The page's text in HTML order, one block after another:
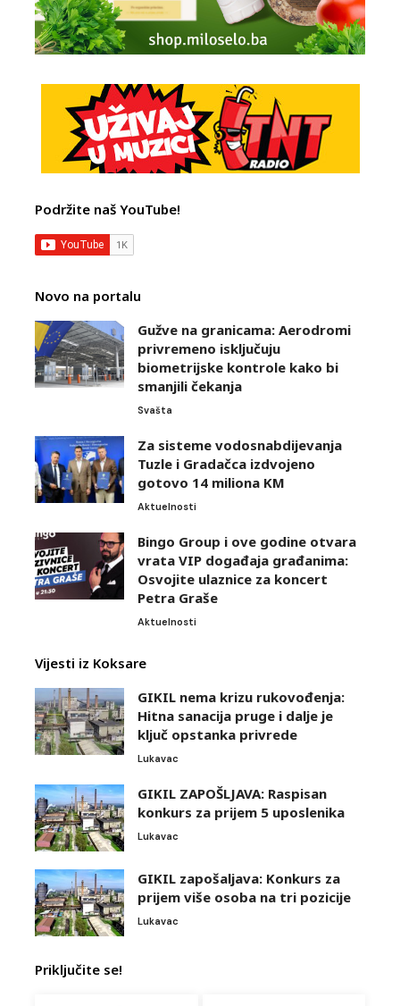
Podržite naš YouTube!
Novo na portalu
Gužve na granicama: Aerodromi
privremeno isključuju
biometrijske kontrole kako bi
smanjili čekanja
Svašta
Za sisteme vodosnabdijevanja
Tuzle i Gradačca izdvojeno
gotovo 14 miliona KM
Aktuelnosti
Bingo Group i ove godine otvara
vrata VIP događaja građanima:
Osvojite ulaznice za koncert
Petra Graše
Aktuelnosti
Vijesti iz Koksare
GIKIL nema krizu rukovođenja:
Hitna sanacija pruge i dalje je
ključ opstanka privrede
Lukavac
GIKIL ZAPOŠLJAVA: Raspisan
konkurs za prijem 5 uposlenika
Lukavac
GIKIL zapošaljava: Konkurs za
prijem više osoba na tri pozicije
Lukavac
Priključite se!